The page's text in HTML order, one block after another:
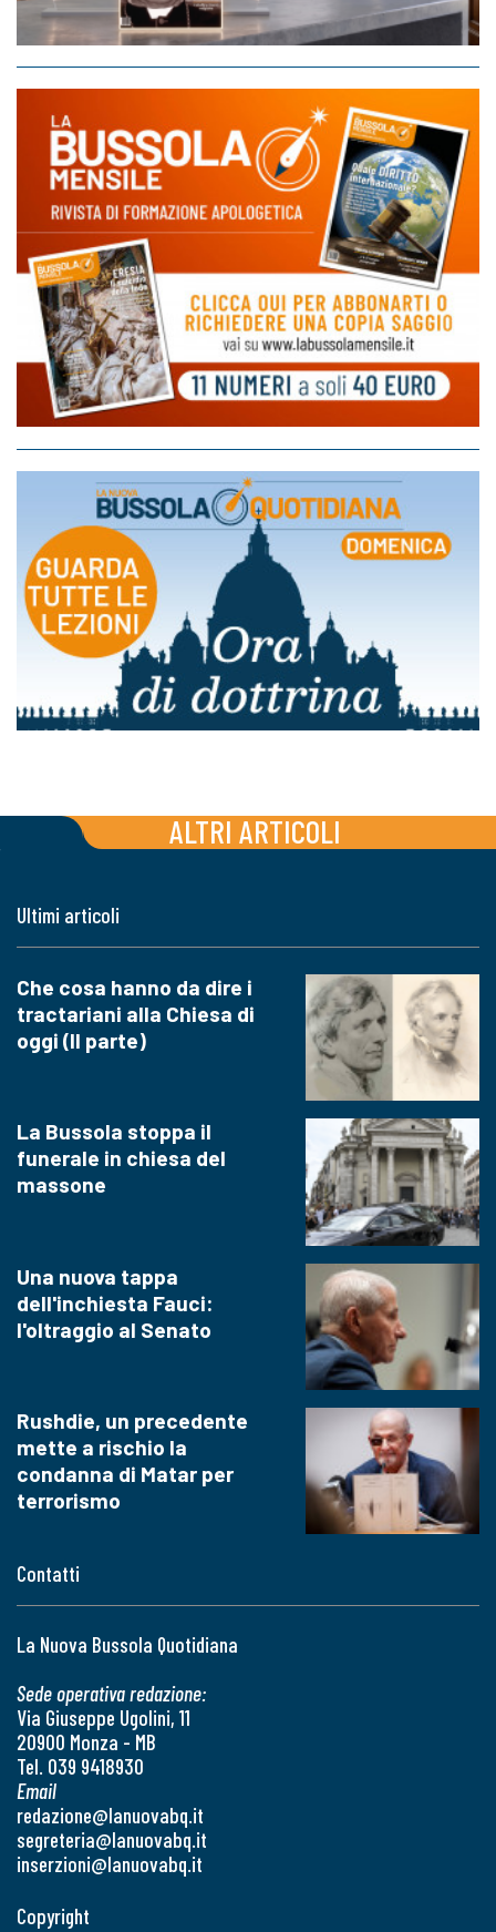
ALTRI ARTICOLI
Contatti
La Nuova Bussola Quotidiana
Sede operativa redazione:
Via Giuseppe Ugolini, 11
20900 Monza - MB
Tel. 039 9418930
Email
redazione@lanuovabq.it
segreteria@lanuovabq.it
inserzioni@lanuovabq.it
Ultimi articoli
Che cosa hanno da dire i
tractariani alla Chiesa di
oggi (II parte)
La Bussola stoppa il
funerale in chiesa del
massone
Una nuova tappa
dell'inchiesta Fauci:
l'oltraggio al Senato
Rushdie, un precedente
mette a rischio la
condanna di Matar per
terrorismo
Copyright